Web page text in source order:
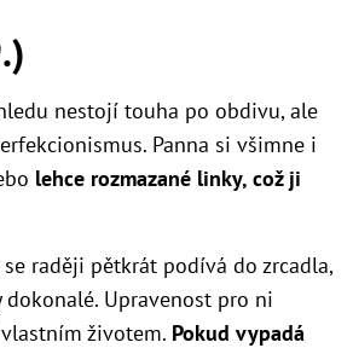
nestojí touha po obdivu, ale
Panna si všimne i
lehce rozmazané linky, což ji
raději pětkrát podívá do zrcadla,
Upravenost pro ni
životem. Pokud vypadá